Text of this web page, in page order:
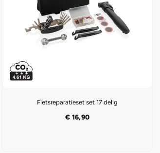
Fietsreparatieset set 17 delig
€ 16,90